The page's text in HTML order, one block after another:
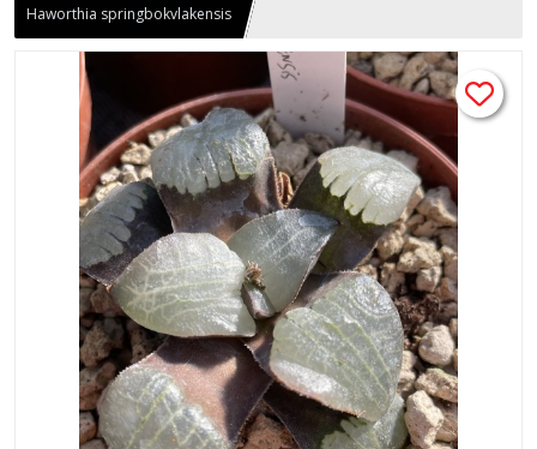
Haworthia springbokvlakensis